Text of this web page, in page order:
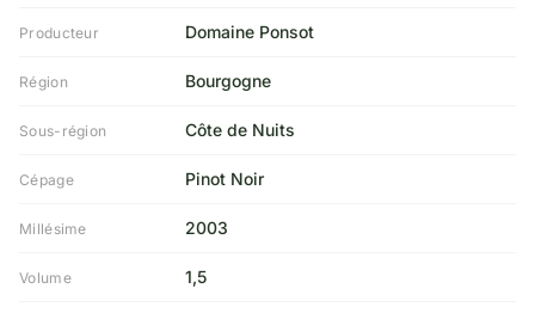
Producteur Domaine Ponsot
Région Bourgogne
Sous-région Côte de Nuits
Cépage Pinot Noir
Millésime 2003
Volume 1,5